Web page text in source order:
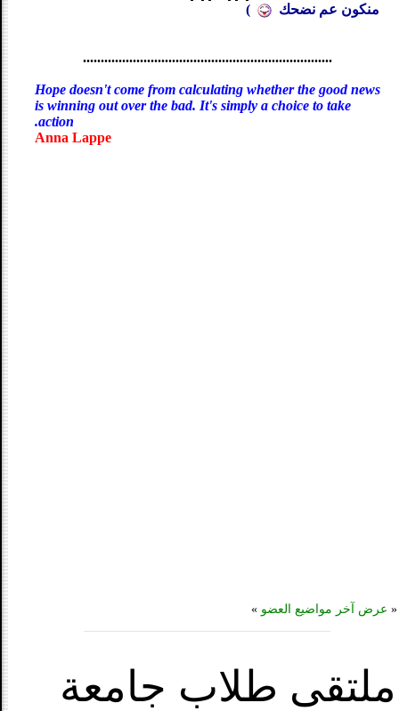
منكون عم نضحك
)
......................................................................
Hope doesn't come from calculating whether the good news
is winning out over the bad. It's simply a choice to take
action.
Anna Lappe
« عرض آخر مواضيع العضو »
ملتقى طلاب جامعة